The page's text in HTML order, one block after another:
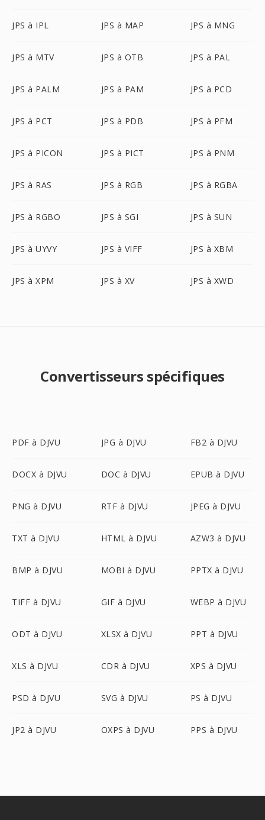
JPS à IPL JPS à MAP JPS à MNG
JPS à MTV JPS à OTB JPS à PAL
JPS à PALM JPS à PAM JPS à PCD
JPS à PCT JPS à PDB JPS à PFM
JPS à PICON JPS à PICT JPS à PNM
JPS à RAS JPS à RGB JPS à RGBA
JPS à RGBO JPS à SGI JPS à SUN
JPS à UYVY JPS à VIFF JPS à XBM
JPS à XPM JPS à XV JPS à XWD
Convertisseurs spécifiques
PDF à DJVU JPG à DJVU FB2 à DJVU
DOCX à DJVU DOC à DJVU EPUB à DJVU
PNG à DJVU RTF à DJVU JPEG à DJVU
TXT à DJVU HTML à DJVU AZW3 à DJVU
BMP à DJVU MOBI à DJVU PPTX à DJVU
TIFF à DJVU GIF à DJVU WEBP à DJVU
ODT à DJVU XLSX à DJVU PPT à DJVU
XLS à DJVU CDR à DJVU XPS à DJVU
PSD à DJVU SVG à DJVU PS à DJVU
JP2 à DJVU OXPS à DJVU PPS à DJVU